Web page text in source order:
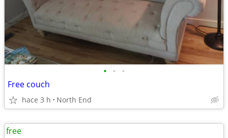
• • •
Free couch
hace 3 h North End
free